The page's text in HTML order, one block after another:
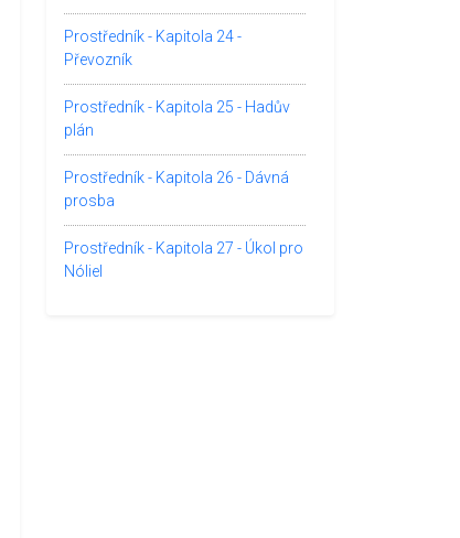
Prostředník - Kapitola 24 -
Převozník
Prostředník - Kapitola 25 - Hadův
plán
Prostředník - Kapitola 26 - Dávná
prosba
Prostředník - Kapitola 27 - Úkol pro
Nóliel